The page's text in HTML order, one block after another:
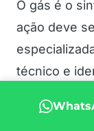
O gás é o
ação deve
técnico e
causas mais